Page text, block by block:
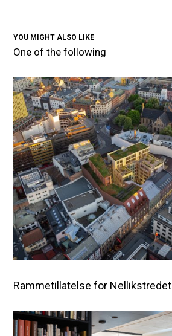
YOU MIGHT ALSO LIKE
One of the following
Rammetillatelse for Nellikstredet